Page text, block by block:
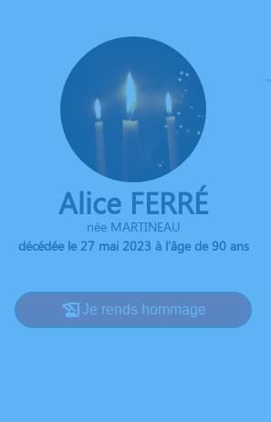
Alice FERRÉ
née MARTINEAU
décédée le 27 mai 2023 à l'âge de 90 ans
Je rends hommage